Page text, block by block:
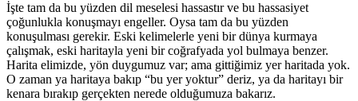
İşte tam da bu yüzden dil meselesi hassastır ve bu hassasiyet
çoğunlukla konuşmayı engeller. Oysa tam da bu yüzden
konuşulması gerekir. Eski kelimelerle yeni bir dünya kurmaya
çalışmak, eski haritayla yeni bir coğrafyada yol bulmaya benzer.
Harita elimizde, yön duygumuz var; ama gittiğimiz yer haritada yok.
O zaman ya haritaya bakıp “bu yer yoktur” deriz, ya da haritayı bir
kenara bırakıp gerçekten nerede olduğumuza bakarız.